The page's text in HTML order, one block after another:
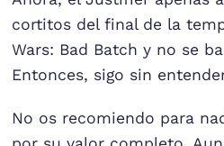
cortitos del final de la
Wars: Bad Batch y no se
Entonces, sigo sin
No os recomiendo para